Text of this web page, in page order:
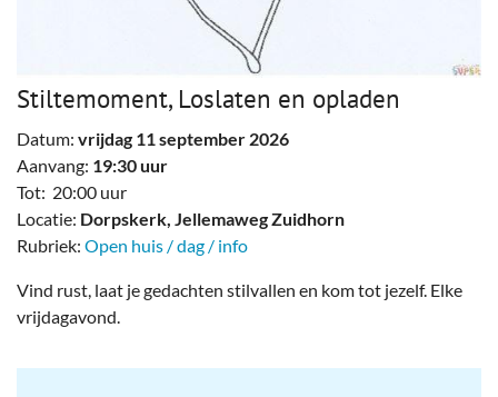
Stiltemoment, Loslaten en opladen
Datum: vrijdag 11 september 2026
Aanvang: 19:30 uur
Tot: 20:00 uur
Locatie: Dorpskerk, Jellemaweg Zuidhorn
Rubriek: Open huis / dag / info
Vind rust, laat je gedachten stilvallen en kom tot jezelf. Elke
vrijdagavond.